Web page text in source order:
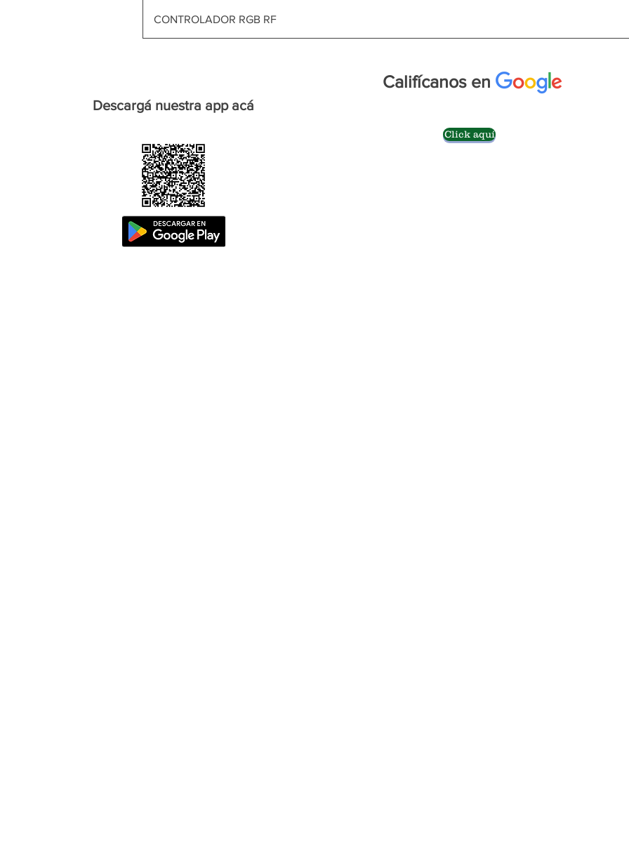
CONTROLADOR RGB RF
Califícanos en
Click aquí
Descargá nuestra app acá